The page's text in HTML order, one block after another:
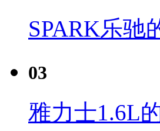
SPARK乐驰
03
雅力士1.6L